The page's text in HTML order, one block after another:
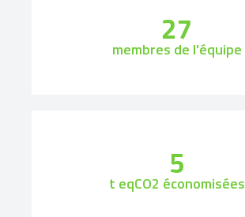
27
membres de l'équipe
5
t eqCO2 économisées